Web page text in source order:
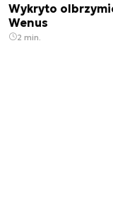
Wykryto
Wenus
2 min.